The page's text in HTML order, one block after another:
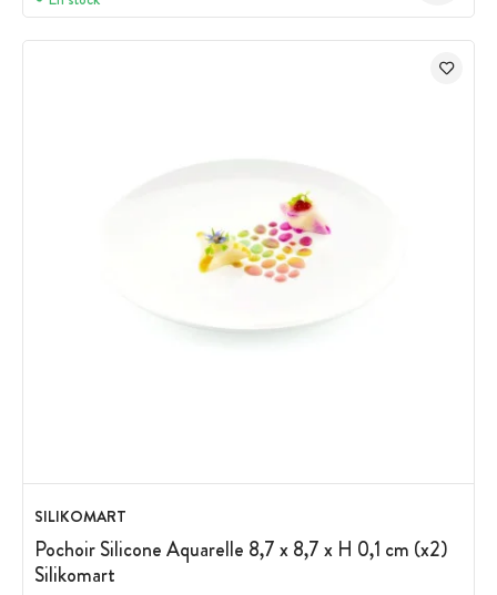
SILIKOMART
Pochoir Silicone Aquarelle 8,7 x 8,7 x H 0,1 cm (x2)
Silikomart